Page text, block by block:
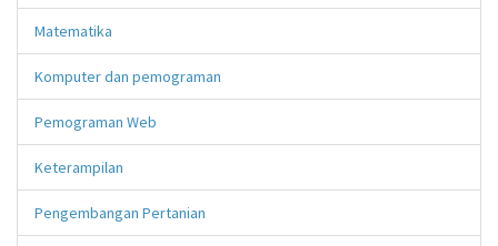
Matematika
Komputer dan pemograman
Pemograman Web
Keterampilan
Pengembangan Pertanian